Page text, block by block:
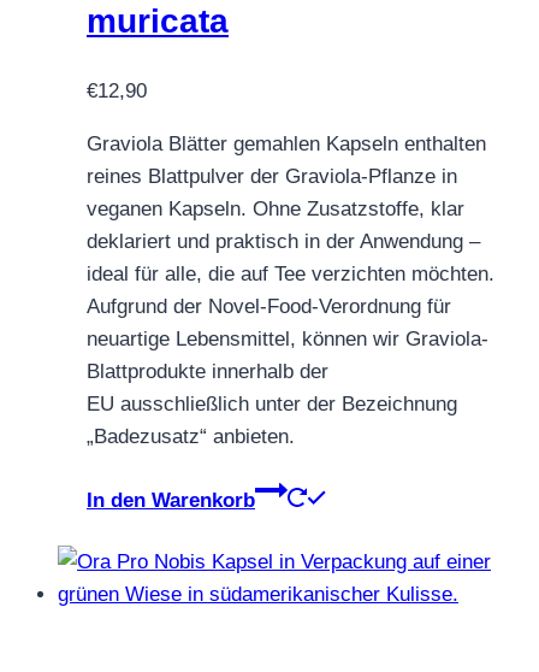
muricata
€12,90
Graviola Blätter gemahlen Kapseln enthalten
reines Blattpulver der Graviola-Pflanze in
veganen Kapseln. Ohne Zusatzstoffe, klar
deklariert und praktisch in der Anwendung –
ideal für alle, die auf Tee verzichten möchten.
Aufgrund der Novel-Food-Verordnung für
neuartige Lebensmittel, können wir Graviola-
Blattprodukte innerhalb der
EU ausschließlich unter der Bezeichnung
„Badezusatz“ anbieten.
In den Warenkorb